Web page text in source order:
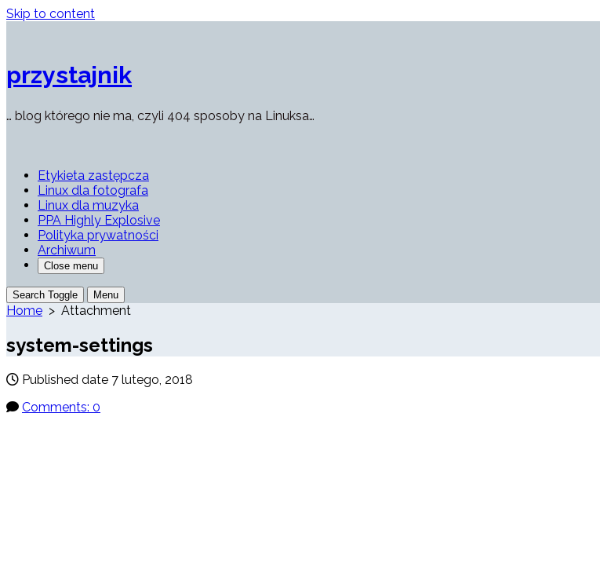
Skip to content
przystajnik
… blog którego nie ma, czyli 404 sposoby na Linuksa…
Etykieta zastępcza
Linux dla fotografa
Linux dla muzyka
PPA Highly Explosive
Polityka prywatności
Archiwum
Close menu
Search Toggle Menu
Home > Attachment
system-settings
Published date 7 lutego, 2018
Comments: 0